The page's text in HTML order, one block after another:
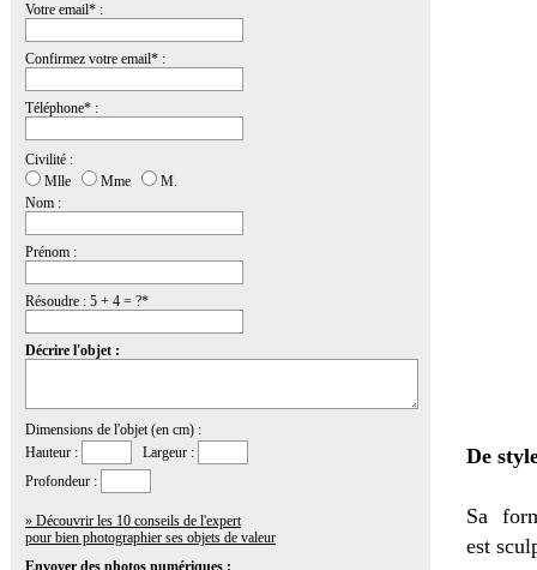
Votre email* :
Confirmez votre email* :
Téléphone* :
Civilité :
Mlle
Mme
M.
Nom :
Prénom :
Résoudre : 5 + 4 = ?*
Décrire l'objet :
Dimensions de l'objet (en cm) :
Hauteur :
Largeur :
Profondeur :
» Découvrir les 10 conseils de l'expert
pour bien photographier ses objets de valeur
Envoyer des photos numériques :
De
Sa
est